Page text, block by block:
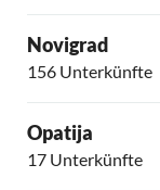
Novigrad
156 Unterkünfte
Opatija
17 Unterkünfte